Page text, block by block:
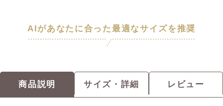
AIがあなたに合った最適なサイズを推奨
商品説明 サイズ・詳細 レビュー